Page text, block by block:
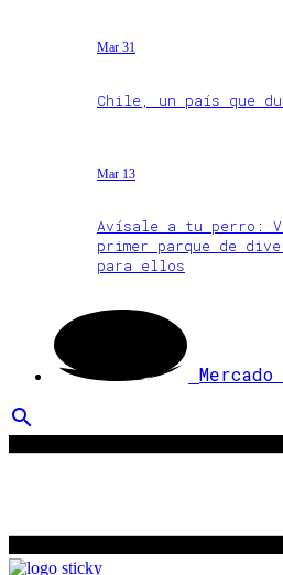
Mar 31
Chile, un país que
Mar 13
Avísale a tu perro:
primer parque de
para ellos
search